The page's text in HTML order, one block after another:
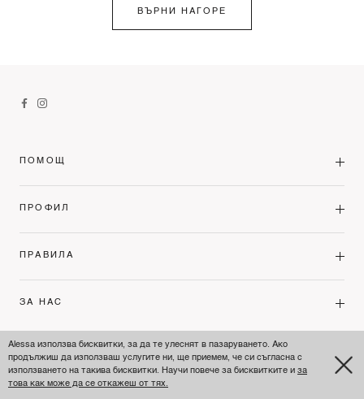
ВЪРНИ НАГОРЕ
Alessa използва бисквитки, за да те улеснят в пазаруването. Ако
продължиш да използваш услугите ни, ще приемем, че си съгласна с
използването на такива бисквитки. Научи повече за бисквитките и за
това как може да се откажеш от тях.
ПОМОЩ
ПРОФИЛ
ПРАВИЛА
ЗА НАС
BULGARIA'S PREMIUM FASHION LEADER